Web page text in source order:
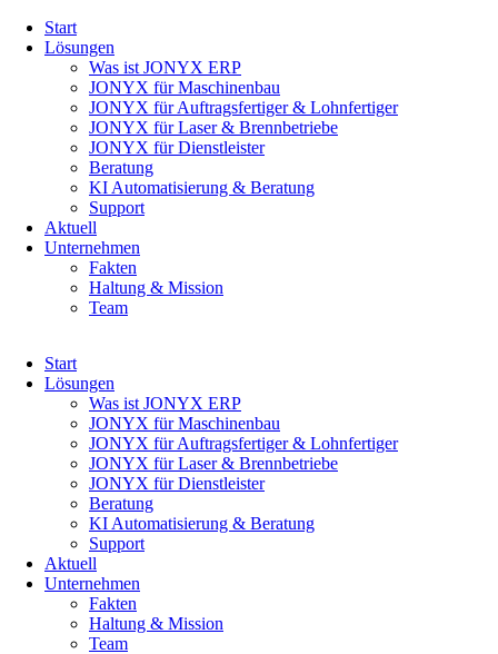
überspringen
Start
Lösungen
Was ist JONYX ERP
JONYX für Maschinenbau
JONYX für Auftragsfertiger & Lohnfertiger
JONYX für Laser & Brennbetriebe
JONYX für Dienstleister
Beratung
KI Automatisierung & Beratung
Support
Aktuell
Unternehmen
Fakten
Haltung & Mission
Team
überspringen
Start
Lösungen
Was ist JONYX ERP
JONYX für Maschinenbau
JONYX für Auftragsfertiger & Lohnfertiger
JONYX für Laser & Brennbetriebe
JONYX für Dienstleister
Beratung
KI Automatisierung & Beratung
Support
Aktuell
Unternehmen
Fakten
Haltung & Mission
Team